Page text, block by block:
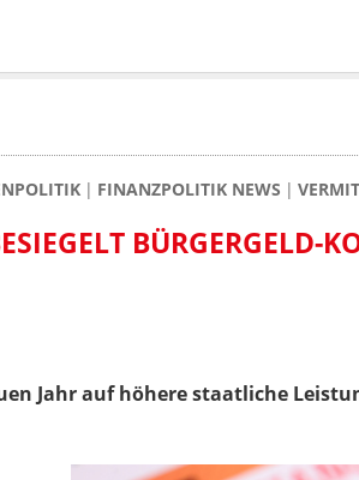
FINANZPOLITIK NEWS
BÜRGERGELD-
Jahr auf höhere staatliche